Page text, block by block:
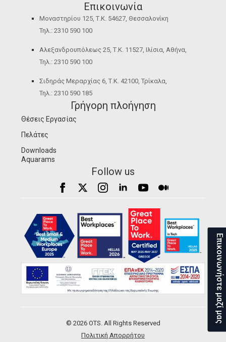
Επικοινωνία
Μοναστηρίου 125, Τ.Κ. 54627, Θεσσαλονίκη
Τηλ.: 2310 590 100
Αλεξανδρουπόλεως 25, Τ.Κ. 11527, Ιλίσια, Αθήνα,
Τηλ.: 2310 590 100
Σιδηράς Μεραρχίας 6, Τ.Κ. 42100, Τρίκαλα,
Τηλ.: 2310 590 185
Γρήγορη πλοήγηση
Θέσεις Εργασίας
Πελάτες
Downloads
Aquarams
Follow us
© 2026 OTS. All Rights Reserved
Πολιτική Απορρήτου
Επικοινωνήστε μαζί μας